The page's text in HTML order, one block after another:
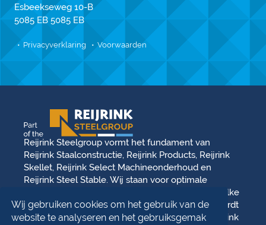
Wij gebruiken cookies om het gebruik van de
website te analyseren en het gebruiksgemak
Esbeekseweg 10-B
5085 EB 5085 EB
Privacyverklaring Voorwaarden
Reijrink Steelgroup vormt het fundament van
Reijrink Staalconstructie, Reijrink Products, Reijrink
Skellet, Reijrink Select Machineonderhoud en
Reijrink Steel Stable. Wij staan voor optimale
samenwerking en een gedeelde toekomstvisie. Elke
divisie opereert vanuit haar eigen kracht, maar wordt
versterkt door de onderlinge samenwerking. Reijrink